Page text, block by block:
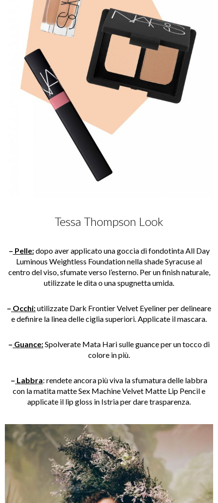
Tessa Thompson Look
– Pelle:dopo aver applicato una goccia di fondotinta All Day
Luminous Weightless Foundation nella shade Syracuse al
centro del viso, sfumate verso l’esterno. Per un finish naturale,
utilizzate le dita o una spugnetta umida.
– Occhi:utilizzate Dark Frontier Velvet Eyeliner per delineare
e definire la linea delle ciglia superiori. Applicate il mascara.
– Guance:Spolverate Mata Hari sulle guance per un tocco di
colore in più.
– Labbra: rendete ancora più viva la sfumatura delle labbra
con la matita matte Sex Machine Velvet Matte Lip Pencil e
applicate il lip gloss in Istria per dare trasparenza.